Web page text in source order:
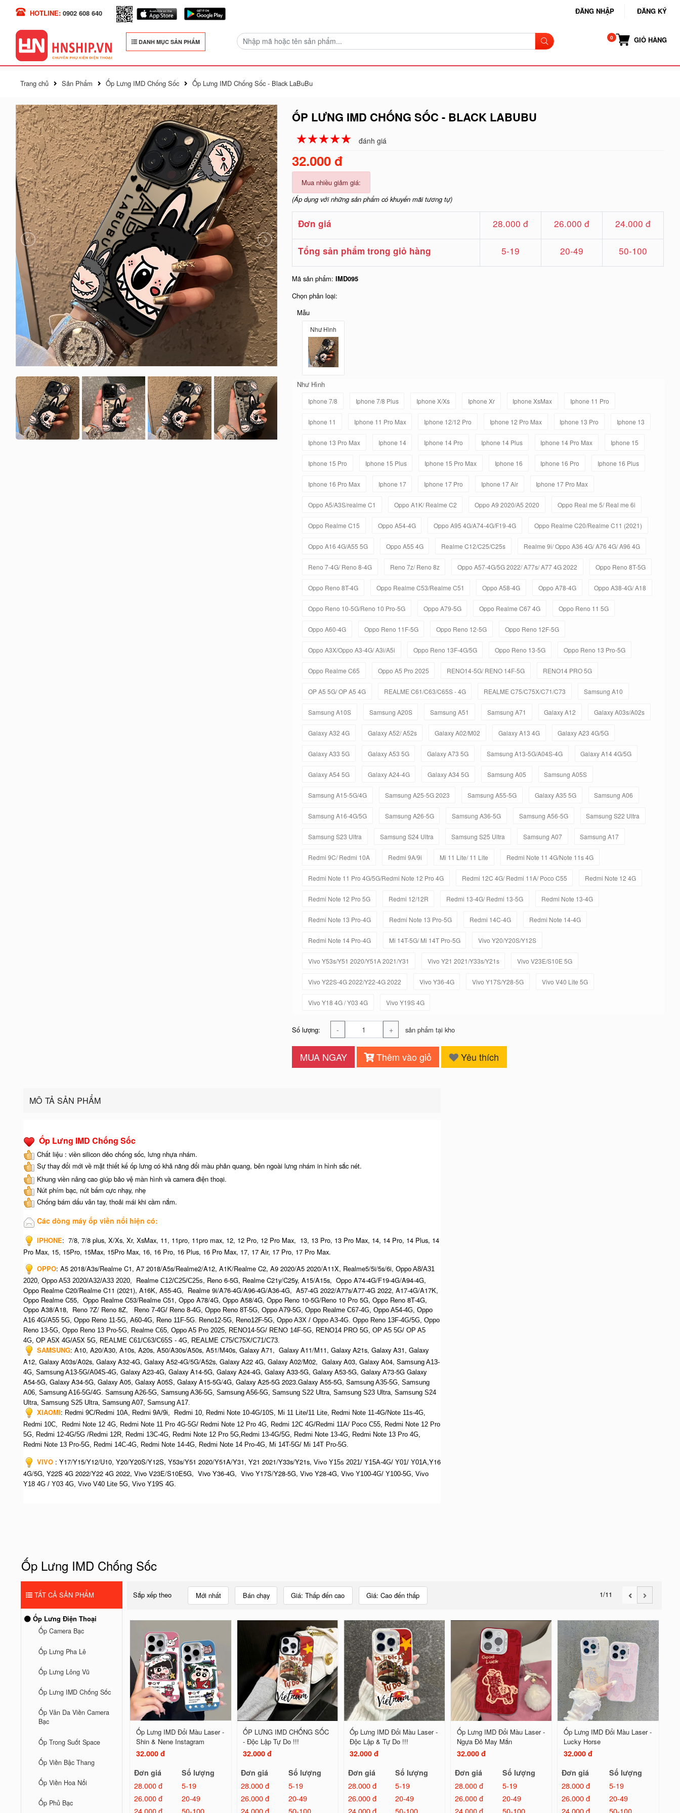
HOTLINE: 0902 608 640 ĐĂNG NHẬP ĐĂNG KÝ
DANH MỤC SẢN PHẨM GIỎ HÀNG
Trang chủ Sản Phẩm Ốp Lưng IMD Chống Sốc Ốp Lưng IMD Chống Sốc - Black LaBuBu
ỐP LƯNG IMD CHỐNG SỐC - BLACK LABUBU
☆☆☆☆☆
★★★★★ đánh giá
32.000 đ
Mua nhiều giảm giá:
(Áp dụng với những sản phẩm có khuyến mãi tương tự)
Đơn giá 28.000 đ 26.000 đ 24.000 đ
Tổng sản phẩm trong giỏ hàng 5-19 20-49 50-100
Mã sản phẩm:IMD095
Chọn phân loại:
Mẫu
Như Hình
Như Hình
Iphone 7/8 Iphone 7/8 Plus Iphone X/Xs Iphone Xr Iphone XsMax Iphone 11 Pro
Iphone 11 Iphone 11 Pro Max Iphone 12/12 Pro Iphone 12 Pro Max Iphone 13 Pro Iphone 13
Iphone 13 Pro Max Iphone 14 Iphone 14 Pro Iphone 14 Plus Iphone 14 Pro Max Iphone 15
Iphone 15 Pro Iphone 15 Plus Iphone 15 Pro Max Iphone 16 Iphone 16 Pro Iphone 16 Plus
Iphone 16 Pro Max Iphone 17 Iphone 17 Pro Iphone 17 Air Iphone 17 Pro Max
Oppo A5/A3S/realme C1 Oppo A1K/ Realme C2 Oppo A9 2020/A5 2020 Oppo Real me 5/ Real me 6i
Oppo Realme C15 Oppo A54-4G Oppo A95 4G/A74-4G/F19-4G Oppo Realme C20/Realme C11 (2021)
Oppo A16 4G/A55 5G Oppo A55 4G Realme C12/C25/C25s Realme 9i/ Oppo A36 4G/ A76 4G/ A96 4G
Reno 7-4G/ Reno 8-4G Reno 7z/ Reno 8z Oppo A57-4G/5G 2022/ A77s/ A77 4G 2022 Oppo Reno 8T-5G
Oppo Reno 8T-4G Oppo Realme C53/Realme C51 Oppo A58-4G Oppo A78-4G Oppo A38-4G/ A18
Oppo Reno 10-5G/Reno 10 Pro-5G Oppo A79-5G Oppo Realme C67 4G Oppo Reno 11 5G
Oppo A60-4G Oppo Reno 11F-5G Oppo Reno 12-5G Oppo Reno 12F-5G
Oppo A3X/Oppo A3-4G/ A3i/A5i Oppo Reno 13F-4G/5G Oppo Reno 13-5G Oppo Reno 13 Pro-5G
Oppo Realme C65 Oppo A5 Pro 2025 RENO14-5G/ RENO 14F-5G RENO14 PRO 5G
OP A5 5G/ OP A5 4G REALME C61/C63/C65S - 4G REALME C75/C75X/C71/C73 Samsung A10
Samsung A10S Samsung A20S Samsung A51 Samsung A71 Galaxy A12 Galaxy A03s/A02s
Galaxy A32 4G Galaxy A52/ A52s Galaxy A02/M02 Galaxy A13 4G Galaxy A23 4G/5G
Galaxy A33 5G Galaxy A53 5G Galaxy A73 5G Samsung A13-5G/A04S-4G Galaxy A14 4G/5G
Galaxy A54 5G Galaxy A24-4G Galaxy A34 5G Samsung A05 Samsung A05S
Samsung A15-5G/4G Samsung A25-5G 2023 Samsung A55-5G Galaxy A35 5G Samsung A06
Samsung A16-4G/5G Samsung A26-5G Samsung A36-5G Samsung A56-5G Samsung S22 Ultra
Samsung S23 Ultra Samsung S24 Ultra Samsung S25 Ultra Samsung A07 Samsung A17
Redmi 9C/ Redmi 10A Redmi 9A/9i Mi 11 Lite/ 11 Lite Redmi Note 11 4G/Note 11s 4G
Redmi Note 11 Pro 4G/5G/Redmi Note 12 Pro 4G Redmi 12C 4G/ Redmi 11A/ Poco C55 Redmi Note 12 4G
Redmi Note 12 Pro 5G Redmi 12/12R Redmi 13-4G/ Redmi 13-5G Redmi Note 13-4G
Redmi Note 13 Pro-4G Redmi Note 13 Pro-5G Redmi 14C-4G Redmi Note 14-4G
Redmi Note 14 Pro-4G Mi 14T-5G/ Mi 14T Pro-5G Vivo Y20/Y20S/Y12S
Vivo Y53s/Y51 2020/Y51A 2021/Y31 Vivo Y21 2021/Y33s/Y21s Vivo V23E/S10E 5G
Vivo Y22S-4G 2022/Y22-4G 2022 Vivo Y36-4G Vivo Y17S/Y28-5G Vivo V40 Lite 5G
Vivo Y18 4G / Y03 4G Vivo Y19S 4G
Số lượng: - + sản phẩm tại kho
MUA NGAY Thêm vào giỏ Yêu thích
MÔ TẢ SẢN PHẨM
Ốp Lưng IMD Chống Sốc
Chất liệu : viền silicon dẻo chống sốc, lưng nhựa nhám.
Sự thay đổi mới về mặt thiết kế ốp lưng có khả năng đổi màu phản quang, bên ngoài lưng nhám in hình sắc nét.
Khung viền nâng cao giúp bảo vệ màn hình và camera điện thoại.
Nút phím bạc, nút bấm cực nhạy, nhẹ
Chống bám dấu vân tay, thoải mái khi cầm nắm.
Các dòng máy ốp viền nổi hiện có:
IPHONE: 7/8, 7/8 plus, X/Xs, Xr, XsMax, 11, 11pro, 11pro max, 12, 12 Pro, 12 Pro Max, 13, 13 Pro, 13 Pro Max, 14, 14 Pro, 14 Plus, 14
Pro Max, 15, 15Pro, 15Max, 15Pro Max, 16, 16 Pro, 16 Plus, 16 Pro Max, 17, 17 Air, 17 Pro, 17 Pro Max.
OPPO: A5 2018/A3s/Realme C1, A7 2018/A5s/Realme2/A12, A1K/Realme C2, A9 2020/A5 2020/A11X, Realme5/5i/5s/6i, Oppo A8/A31
2020, Oppo A53 2020/A32/A33 2020, Realme C12/C25/C25s, Reno 6-5G, Realme C21y/C25y, A15/A15s, Oppo A74-4G/F19-4G/A94-4G,
Oppo Realme C20/Realme C11 (2021), A16K, A55-4G, Realme 9i/A76-4G/A96-4G/A36-4G, A57-4G 2022/A77s/A77-4G 2022, A17-4G/A17K,
Oppo Realme C55, Oppo Realme C53/Realme C51, Oppo A78/4G, Oppo A58/4G, Oppo Reno 10-5G/Reno 10 Pro 5G, Oppo Reno 8T-4G,
Oppo A38/A18, Reno 7Z/ Reno 8Z,
Reno 7-4G/ Reno 8-4G, Oppo Reno 8T-5G, Oppo A79-5G, Oppo Realme C67-4G, Oppo A54-4G, Oppo
A16 4G/A55 5G, Oppo Reno 11-5G, A60-4G, Reno 11F-5G. Reno12-5G, Reno12F-5G, Oppo A3X / Oppo A3-4G. Oppo Reno 13F-4G/5G, Oppo
Reno 13-5G, Oppo Reno 13 Pro-5G, Realme C65, Oppo A5 Pro 2025, RENO14-5G/ RENO 14F-5G, RENO14 PRO 5G, OP A5 5G/ OP A5
4G, OP A5X 4G/A5X 5G, REALME C61/C63/C65S - 4G, REALME C75/C75X/C71/C73.
SAMSUNG: A10, A20/A30, A10s, A20s, A50/A30s/A50s, A51/M40s, Galaxy A71, Galaxy A11/M11, Galaxy A21s, Galaxy A31, Galaxy
A12, Galaxy A03s/A02s, Galaxy A32-4G, Galaxy A52-4G/5G/A52s, Galaxy A22 4G, Galaxy A02/M02, Galaxy A03, Galaxy A04, Samsung A13-
4G, Samsung A13-5G/A04S-4G, Galaxy A23-4G, Galaxy A14-5G, Galaxy A24-4G, Galaxy A33-5G, Galaxy A53-5G, Galaxy A73-5G Galaxy
A54-5G, Galaxy A34-5G, Galaxy A05, Galaxy A05S, Galaxy A15-5G/4G, Galaxy A25-5G 2023.Galaxy A55-5G, Samsung A35-5G, Samsung
A06, Samsung A16-5G/4G. Samsung A26-5G, Samsung A36-5G, Samsung A56-5G, Samsung S22 Ultra, Samsung S23 Ultra, Samsung S24
Ultra, Samsung S25 Ultra, Samsung A07, Samsung A17.
XIAOMI: Redmi 9C/Redmi 10A, Redmi 9A/9i, Redmi 10, Redmi Note 10-4G/10S, Mi 11 Lite/11 Lite, Redmi Note 11-4G/Note 11s-4G,
Redmi 10C, Redmi Note 12 4G, Redmi Note 11 Pro 4G-5G/ Redmi Note 12 Pro 4G, Redmi 12C 4G/Redmi 11A/ Poco C55, Redmi Note 12 Pro
5G, Redmi 12-4G/5G /Redmi 12R, Redmi 13C-4G, Redmi Note 12 Pro 5G,Redmi 13-4G/5G, Redmi Note 13-4G, Redmi Note 13 Pro 4G,
Redmi Note 13 Pro-5G, Redmi 14C-4G, Redmi Note 14-4G, Redmi Note 14 Pro-4G, Mi 14T-5G/ Mi 14T Pro-5G.
VIVO : Y17/Y15/Y12/U10, Y20/Y20S/Y12S, Y53s/Y51 2020/Y51A/Y31, Y21 2021/Y33s/Y21s, Vivo Y15s 2021/ Y15A-4G/ Y01/ Y01A,Y16
4G/5G, Y22S 4G 2022/Y22 4G 2022, Vivo V23E/S10E5G, Vivo Y36-4G, Vivo Y17S/Y28-5G, Vivo Y28-4G, Vivo Y100-4G/ Y100-5G, Vivo
Y18 4G / Y03 4G, Vivo V40 Lite 5G, Vivo Y19S 4G.
Ốp Lưng IMD Chống Sốc
TẤT CẢ SẢN PHẨM
Ốp Lưng Điện Thoại
Ốp Camera Bạc
Ốp Lưng Pha Lê
Ốp Lưng Lông Vũ
Ốp Lưng IMD Chống Sốc
Ốp Vân Da Viền Camera
Bạc
Ốp Trong Suốt Space
Ốp Viền Bậc Thang
Ốp Viền Hoa Nổi
Ốp Phủ Bạc
Sắp xếp theo Mới nhất Bán chạy Giá: Thấp đến cao Giá: Cao đến thấp 1/11
Ốp Lưng IMD Đổi Màu Laser -
Shin & Nene Instagram
32.000 đ
Đơn giá
Số lượng
28.000 đ
5-19
26.000 đ
20-49
24.000 đ
50-100
ỐP LƯNG IMD CHỐNG SỐC
- Độc Lập Tự Do !!!
32.000 đ
Đơn giá
Số lượng
28.000 đ
5-19
26.000 đ
20-49
24.000 đ
50-100
Ốp Lưng IMD Đổi Màu Laser -
Độc Lập & Tự Do !!!
32.000 đ
Đơn giá
Số lượng
28.000 đ
5-19
26.000 đ
20-49
24.000 đ
50-100
Ốp Lưng IMD Đổi Màu Laser -
Ngựa Đỏ May Mắn
32.000 đ
Đơn giá
Số lượng
28.000 đ
5-19
26.000 đ
20-49
24.000 đ
50-100
Ốp Lưng IMD Đổi Màu Laser -
Lucky Horse
32.000 đ
Đơn giá
Số lượng
28.000 đ
5-19
26.000 đ
20-49
24.000 đ
50-100